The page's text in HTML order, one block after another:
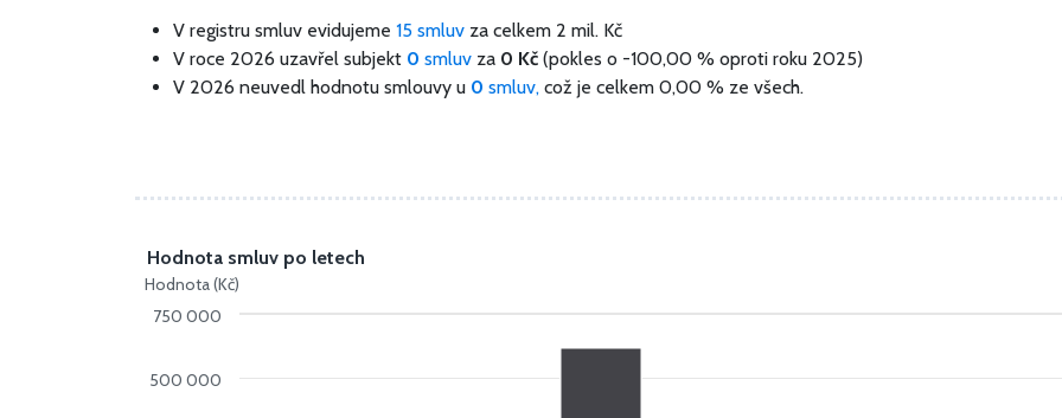
V registru smluv evidujeme 15 smluv za celkem 2 mil. Kč
V roce 2026 uzavřel subjekt 0 smluv za 0 Kč (pokles o -100,00 % oproti roku 2025)
V 2026 neuvedl hodnotu smlouvy u 0 smluv, což je celkem 0,00 % ze všech.
Hodnota (Kč)
Hodnota smluv po letech
500 000
750 000